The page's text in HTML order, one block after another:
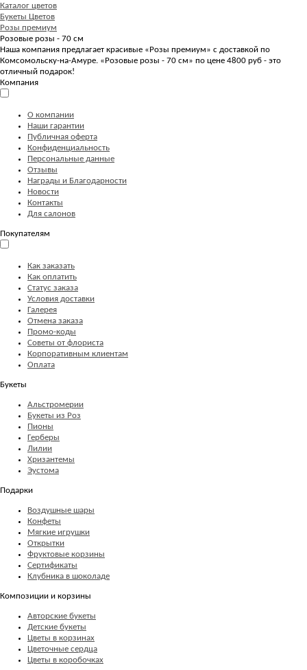
Каталог цветов
Букеты Цветов
Розы премиум
Розовые розы - 70 см
Наша компания предлагает красивые «Розы премиум» с доставкой по
Комсомольску-на-Амуре. «Розовые розы - 70 см» по цене 4800 руб - это
отличный подарок!
Компания
О компании
Наши гарантии
Публичная оферта
Конфиденциальность
Персональные данные
Отзывы
Награды и Благодарности
Новости
Контакты
Для салонов
Покупателям
Как заказать
Как оплатить
Статус заказа
Условия доставки
Галерея
Отмена заказа
Промо-коды
Советы от флориста
Корпоративным клиентам
Оплата
Букеты
Альстромерии
Букеты из Роз
Пионы
Герберы
Лилии
Хризантемы
Эустома
Подарки
Воздушные шары
Конфеты
Мягкие игрушки
Открытки
Фруктовые корзины
Сертификаты
Клубника в шоколаде
Композиции и корзины
Авторские букеты
Детские букеты
Цветы в корзинах
Цветочные сердца
Цветы в коробочках